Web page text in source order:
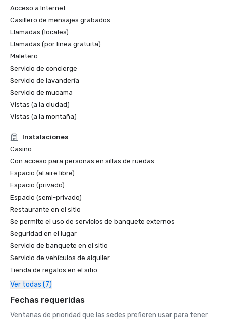
Acceso a Internet
Casillero de mensajes grabados
Llamadas (locales)
Llamadas (por línea gratuita)
Maletero
Servicio de concierge
Servicio de lavandería
Servicio de mucama
Vistas (a la ciudad)
Vistas (a la montaña)
Instalaciones
Casino
Con acceso para personas en sillas de ruedas
Espacio (al aire libre)
Espacio (privado)
Espacio (semi-privado)
Restaurante en el sitio
Se permite el uso de servicios de banquete externos
Seguridad en el lugar
Servicio de banquete en el sitio
Servicio de vehículos de alquiler
Tienda de regalos en el sitio
Ver todas (7)
Fechas requeridas
Ventanas de prioridad que las sedes prefieren usar para tener